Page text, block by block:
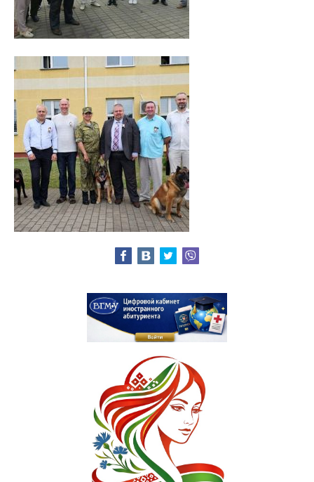
Благодарность Председателя Палаты представителей
Национального собрания РБ
Благодарность Администрации Президента РБ
Благодарность Премьер-министра РБ
АБИТУРИЕНТУ
Факультет довузовской подготовки
Порядок приема на ФДП 2026
Расписание
Стоимость обучения
Документы
Личный кабинет абитуриента
Сроки вступительной кампании 2026
Количество поданных заявлений и конкурс 2026
Порядок приема в ВГМУ 2026
Нормативная документация
Целевая подготовка
Общая информация